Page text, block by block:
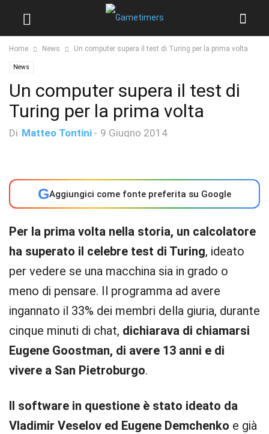
Home News Un computer supera il test di Turing per la prima volta
News
Un computer supera il test di
Turing per la prima volta
Di Matteo Tontini - 9 Giugno 2014
GAggiungici come fonte preferita su Google
Per la prima volta nella storia, un calcolatore
ha superato il celebre test di Turing, ideato
per vedere se una macchina sia in grado o
meno di pensare. Il programma ad avere
ingannato il 33% dei membri della giuria, durante
cinque minuti di chat, dichiarava di chiamarsi
Eugene Goostman, di avere 13 anni e di
vivere a San Pietroburgo.
Il software in questione è stato ideato da
Vladimir Veselov ed Eugene Demchenko e già